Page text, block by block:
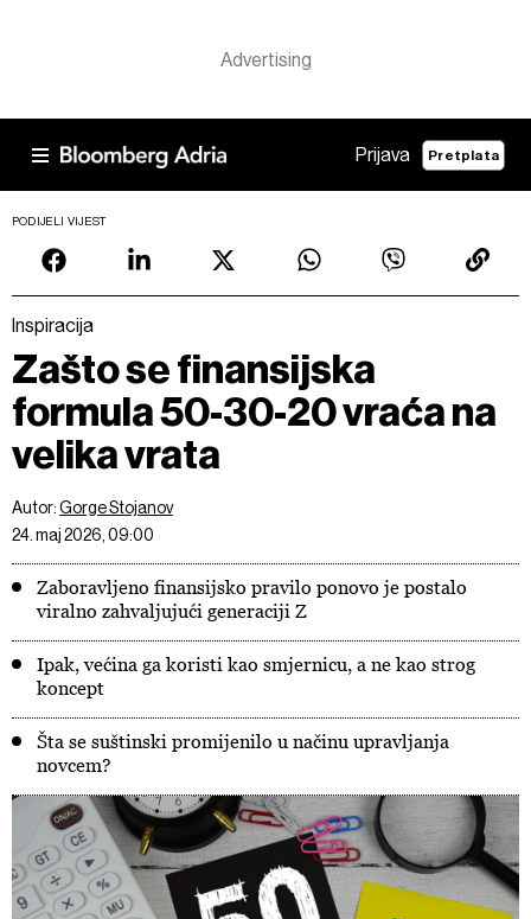
Prijava Pretplata
PODIJELI VIJEST
Inspiracija
Zašto se finansijska
formula 50-30-20 vraća na
velika vrata
Autor:Gorge Stojanov
24. maj 2026, 09:00
Zaboravljeno finansijsko pravilo ponovo je postalo
viralno zahvaljujući generaciji Z
Ipak, većina ga koristi kao smjernicu, a ne kao strog
koncept
Šta se suštinski promijenilo u načinu upravljanja
novcem?